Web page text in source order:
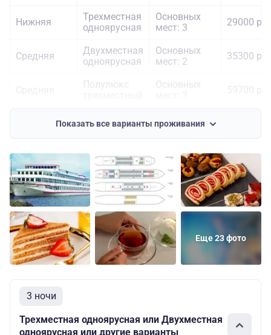
Нижняя
Трехместная
одноярусная
Основных
мест: 3
29000
Средняя
Двухместная
одноярусная
Основных
мест: 2
35300
Полулюкс
Основных
Шлюпочная
одноярусная
мест: 2
Показать все варианты проживания
Еще 23 фото
3 ночи
Трехместная одноярусная или Двухместная
одноярусная или другие варианты